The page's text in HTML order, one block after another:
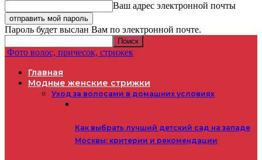
Ваш адрес электронной почты
Пароль будет выслан Вам по электронной почте.
Фото волос, причесок, стрижек
Главная
Модные женские стрижки
Уход за волосами в домашних условиях
Как выбрать лучший детский сад на западе
Москвы: критерии и рекомендации